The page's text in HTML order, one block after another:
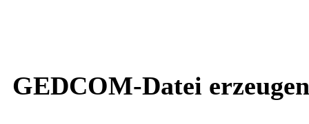
GEDCOM-Datei erzeugen